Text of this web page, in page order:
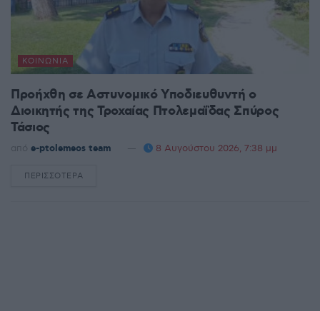
ΚΟΙΝΩΝΊΑ
Προήχθη σε Αστυνομικό Υποδιευθυντή ο
Διοικητής της Τροχαίας Πτολεμαΐδας Σπύρος
Τάσιος
από e-ptolemeos team 8 Αυγούστου 2026, 7:38 μμ
ΠΕΡΙΣΣΌΤΕΡΑ